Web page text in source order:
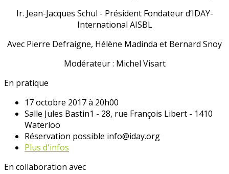
Ir. Jean-Jacques Schul - Président Fondateur d’IDAY-
International AISBL
Avec Pierre Defraigne, Hélène Madinda et Bernard Snoy
Modérateur : Michel Visart
En pratique
17 octobre 2017 à 20h00
Salle Jules Bastin1 - 28, rue François Libert - 1410
Waterloo
Réservation possible info@iday.org
Plus d'infos
En collaboration avec